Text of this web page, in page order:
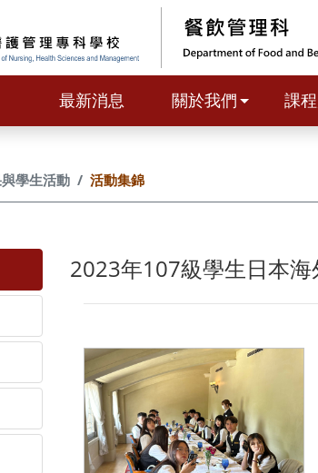
最新消息 關於我們 課
學生活動 活動集錦
2023年107級學生日本海